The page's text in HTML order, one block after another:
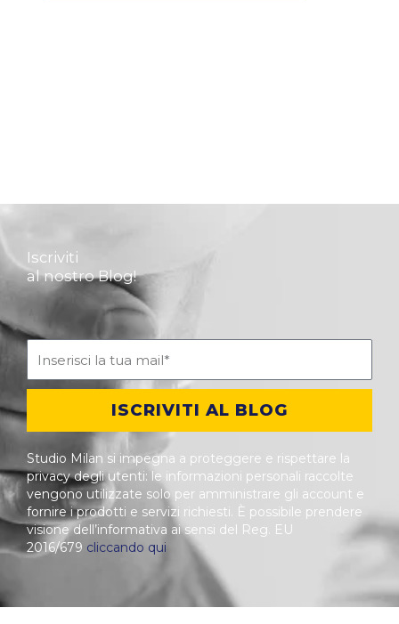
Iscriviti
al nostro Blog!
ISCRIVITI AL BLOG
Studio Milan si impegna a proteggere e rispettare la
privacy degli utenti: le informazioni personali raccolte
vengono utilizzate solo per amministrare gli account e
fornire i prodotti e servizi richiesti. È possibile prendere
visione dell’informativa ai sensi del Reg. EU
2016/679 cliccando qui